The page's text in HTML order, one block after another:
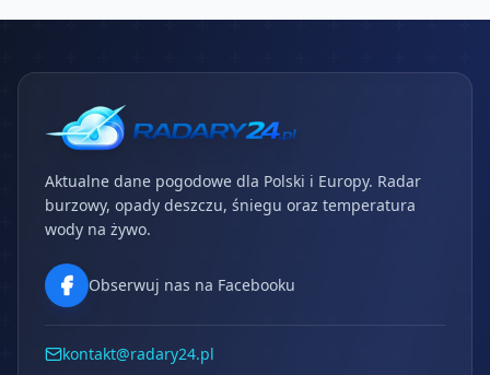
Aktualne dane pogodowe dla Polski i Europy. Radar
burzowy, opady deszczu, śniegu oraz temperatura
wody na żywo.
Obserwuj nas na Facebooku
kontakt@radary24.pl